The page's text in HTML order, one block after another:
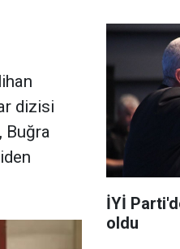
dizisi
Buğra
İYİ
oldu